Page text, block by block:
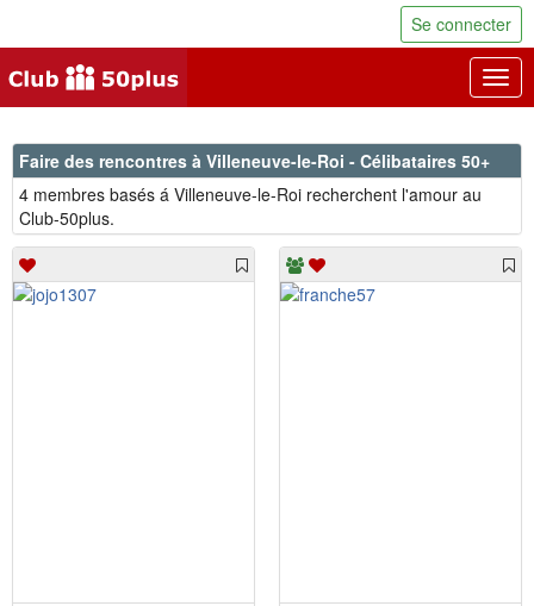
Se connecter
Faire des rencontres à Villeneuve-le-Roi - Célibataires 50+
4 membres basés á Villeneuve-le-Roi recherchent l'amour au
Club-50plus.